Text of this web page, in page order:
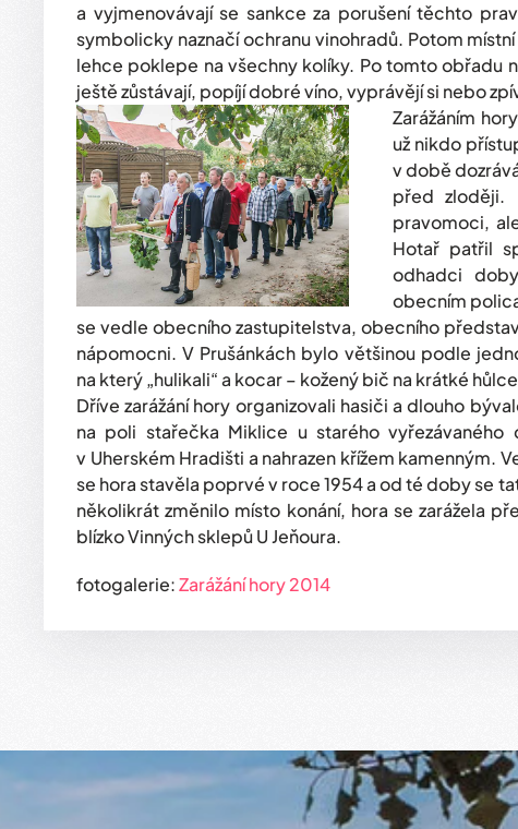
a vyjmenovávají se sankce za porušení těchto
symbolicky naznačí ochranu vinohradů. Potom
lehce poklepe na všechny kolíky. Po tomto obřadu
ještě zůstávají, popíjí dobré víno, vyprávějí si nebo
Zarážáním
už nikdo
v době
před zloději.
pravomoci,
Hotař patřil
odhadci
obecním
se vedle obecního zastupitelstva, obecního
nápomocni. V Prušánkách bylo většinou podle
na který „hulikali“ a kocar – kožený bič na krátké
Dříve zarážání hory organizovali hasiči a dlouho
na poli stařečka Miklice u starého
v Uherském Hradišti a nahrazen křížem kamenným.
se hora stavěla poprvé v roce 1954 a od té doby se
několikrát změnilo místo konání, hora se zarážela
blízko Vinných sklepů U Jeňoura.
fotogalerie:Zarážání hory 2014